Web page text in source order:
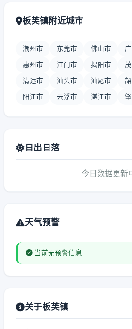
板芙镇附近城市
潮州市 东莞市 佛山市
惠州市 江门市 揭阳市
清远市 汕头市 汕尾市
阳江市 云浮市 湛江市
日出日落
今日数据更新
天气预警
当前无预警信息
关于板芙镇